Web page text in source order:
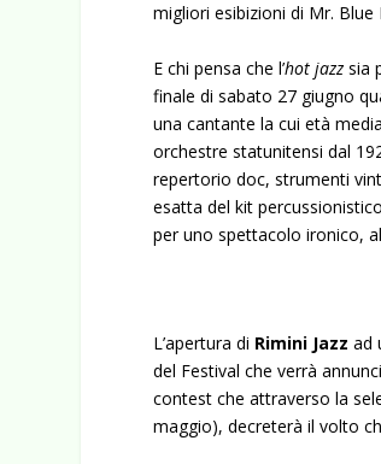
migliori esibizioni di Mr.
E chi pensa che l’hot jazz sia
finale di sabato 27 giugno
una cantante la cui età
orchestre statunitensi dal
repertorio doc, strumenti
esatta del kit
per uno spettacolo ironico,
L’apertura di Rimini Jazz ad
del Festival che verrà
contest che attraverso la
maggio), decreterà il volto